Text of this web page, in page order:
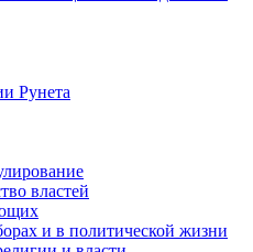
Рунета
властей
и в политической жизни